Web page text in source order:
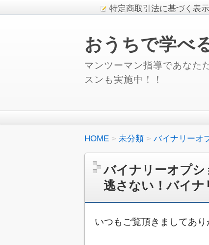
特定商取引法に基づく表示
おうちで学べ
マンツーマン指導であなた
スンも実施中！！
HOME 未分類 バイナリーオ
バイナリーオプシ
逃さない！バイナ
いつもご覧頂きましてあり